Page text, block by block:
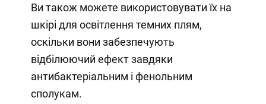
Ви також можете використовувати їх на
шкірі для освітлення темних плям,
оскільки вони забезпечують
відбілюючий ефект завдяки
антибактеріальним і фенольним
сполукам.